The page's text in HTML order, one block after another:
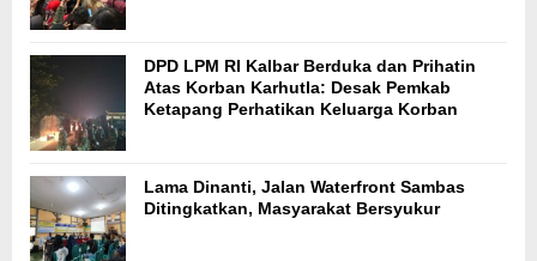
DPD LPM RI Kalbar Berduka dan Prihatin
Atas Korban Karhutla: Desak Pemkab
Ketapang Perhatikan Keluarga Korban
Lama Dinanti, Jalan Waterfront Sambas
Ditingkatkan, Masyarakat Bersyukur